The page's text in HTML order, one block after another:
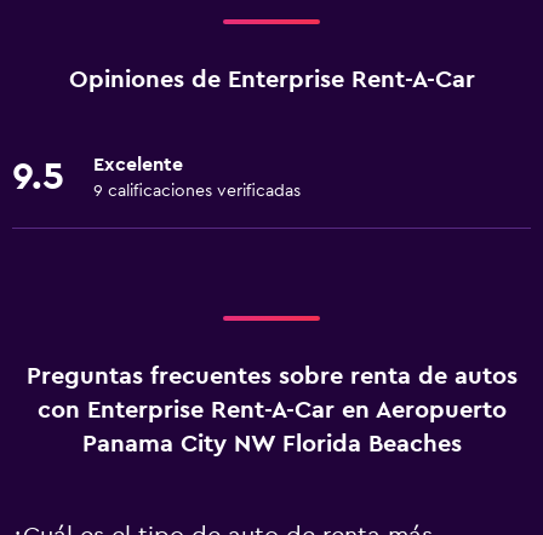
Opiniones de Enterprise Rent-A-Car
9.5 Excelente
9 calificaciones verificadas
Preguntas frecuentes sobre renta de autos
con Enterprise Rent-A-Car en Aeropuerto
Panama City NW Florida Beaches